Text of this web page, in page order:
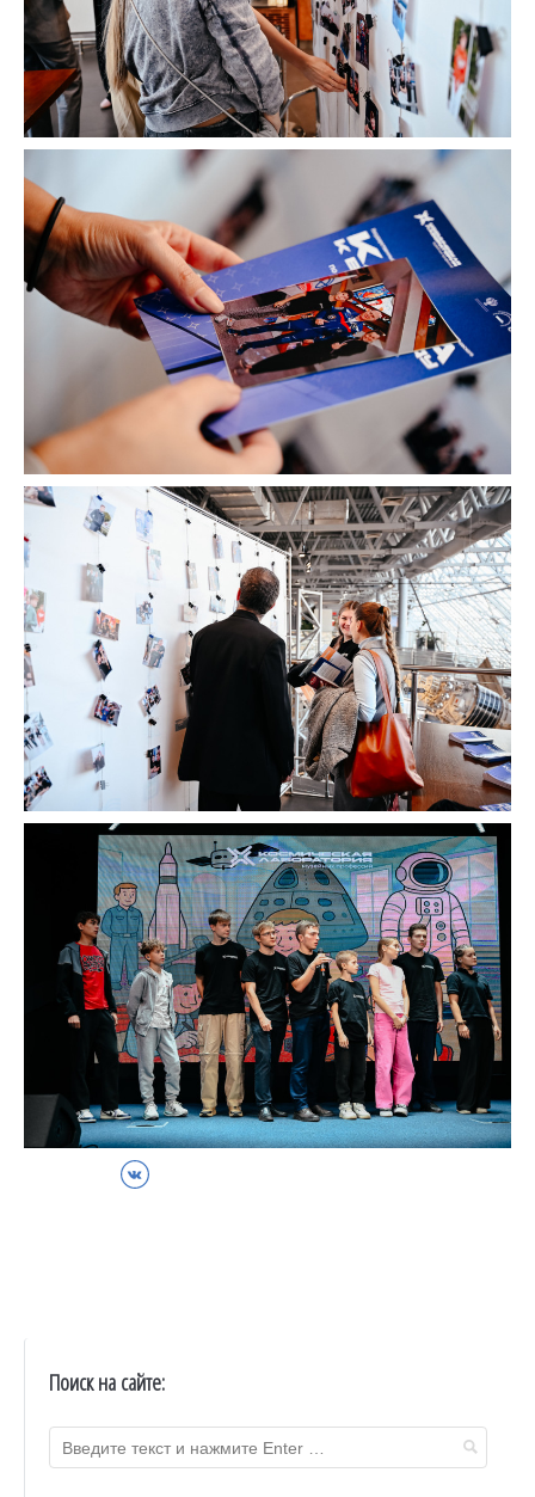
ВКонтакте
Поиск на сайте: